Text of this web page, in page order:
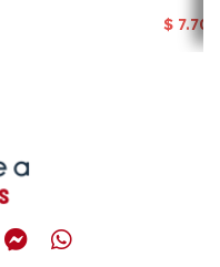
$ 7.700